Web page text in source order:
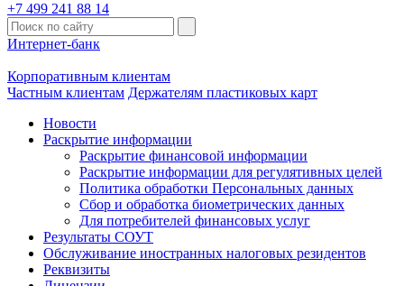
+7 499 241 88 14
Интернет-банк
Корпоративным клиентам
Частным клиентам Держателям пластиковых карт
Новости
Раскрытие информации
Раскрытие финансовой информации
Раскрытие информации для регулятивных целей
Политика обработки Персональных данных
Сбор и обработка биометрических данных
Для потребителей финансовых услуг
Результаты СОУТ
Обслуживание иностранных налоговых резидентов
Реквизиты